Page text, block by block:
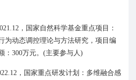
， 国家自然科学基金重点项目 ：
为动态调控理论与方法研究 ， 项目编
： 300万元。 (主要参与人 )
， 国家重点研发计划 ： 多维融合感